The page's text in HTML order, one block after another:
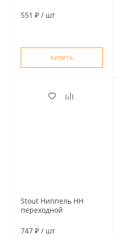
1/4" х 3/4"
551 ₽ / шт
КУПИТЬ
Stout Ниппель НН
переходной
1/2" х 1"
747 ₽ / шт